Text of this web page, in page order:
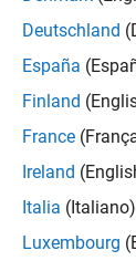
Deutschland
España
Finland
France
Ireland
Italia (Italiano)
Luxembourg